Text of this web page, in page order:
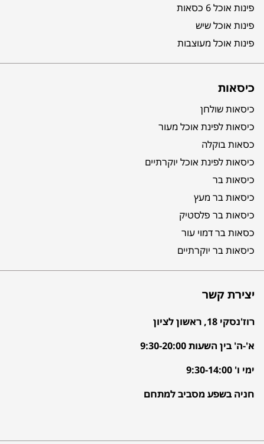
פינות אוכל 6 כסאות
פינות אוכל שיש
פינות אוכל מעוצבות
כיסאות
כיסאות שולחן
כיסאות לפינת אוכל מעור
כסאות בוקלה
כיסאות לפינת אוכל יוקרתיים
כיסאות בר
כיסאות בר מעץ
כיסאות בר פלסטיק
כסאות בר דמוי עור
כיסאות בר יוקרתיים
יצירת קשר
רוז'נסקי 18, ראשון לציון
א'-ה' בין השעות 9:30-20:00
ימי ו' 9:30-14:00
חניה בשפע מסביב למתחם